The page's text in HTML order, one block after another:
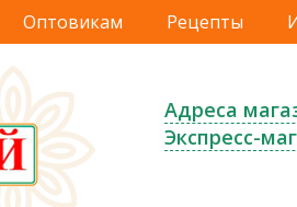
Оптовикам Рецепты
Адреса
Экспресс-